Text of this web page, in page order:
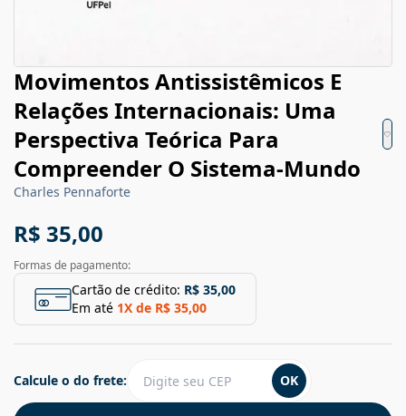
Movimentos Antissistêmicos E
Relações Internacionais: Uma
Perspectiva Teórica Para
Compreender O Sistema-Mundo
Charles Pennaforte
R$ 35,00
Formas de pagamento:
Cartão de crédito: R$ 35,00
Em até 1X de R$ 35,00
Calcule o do frete: OK